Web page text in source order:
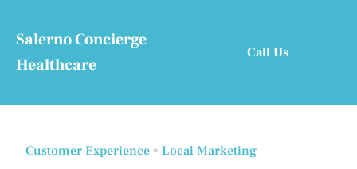
content
Salerno Concierge
Healthcare
Call Us
Customer Experience• Local Marketing